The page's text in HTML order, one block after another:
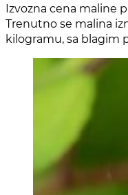
Izvozna cena maline
Trenutno se malina
kilogramu, sa blagim